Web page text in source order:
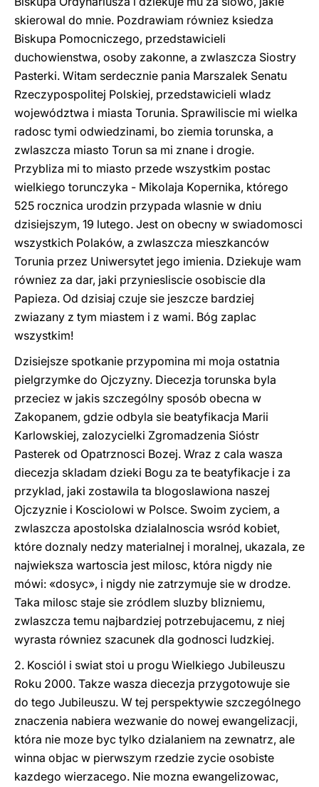
skierowal do mnie. Pozdrawiam równiez ksiedza
Biskupa Pomocniczego, przedstawicieli
duchowienstwa, osoby zakonne, a zwlaszcza Siostry
Pasterki. Witam serdecznie pania Marszalek Senatu
Rzeczypospolitej Polskiej, przedstawicieli wladz
województwa i miasta Torunia. Sprawiliscie mi wielka
radosc tymi odwiedzinami, bo ziemia torunska, a
zwlaszcza miasto Torun sa mi znane i drogie.
Przybliza mi to miasto przede wszystkim postac
wielkiego torunczyka - Mikolaja Kopernika, którego
525 rocznica urodzin przypada wlasnie w dniu
dzisiejszym, 19 lutego. Jest on obecny w swiadomosci
wszystkich Polaków, a zwlaszcza mieszkanców
Torunia przez Uniwersytet jego imienia. Dziekuje wam
równiez za dar, jaki przyniesliscie osobiscie dla
Papieza. Od dzisiaj czuje sie jeszcze bardziej
zwiazany z tym miastem i z wami. Bóg zaplac
wszystkim!
Dzisiejsze spotkanie przypomina mi moja ostatnia
pielgrzymke do Ojczyzny. Diecezja torunska byla
przeciez w jakis szczególny sposób obecna w
Zakopanem, gdzie odbyla sie beatyfikacja Marii
Karlowskiej, zalozycielki Zgromadzenia Sióstr
Pasterek od Opatrznosci Bozej. Wraz z cala wasza
diecezja skladam dzieki Bogu za te beatyfikacje i za
przyklad, jaki zostawila ta blogoslawiona naszej
Ojczyznie i Kosciolowi w Polsce. Swoim zyciem, a
zwlaszcza apostolska dzialalnoscia wsród kobiet,
które doznaly nedzy materialnej i moralnej, ukazala, ze
najwieksza wartoscia jest milosc, która nigdy nie
mówi: «dosyc», i nigdy nie zatrzymuje sie w drodze.
Taka milosc staje sie zródlem sluzby blizniemu,
zwlaszcza temu najbardziej potrzebujacemu, z niej
wyrasta równiez szacunek dla godnosci ludzkiej.
2. Kosciól i swiat stoi u progu Wielkiego Jubileuszu
Roku 2000. Takze wasza diecezja przygotowuje sie
do tego Jubileuszu. W tej perspektywie szczególnego
znaczenia nabiera wezwanie do nowej ewangelizacji,
która nie moze byc tylko dzialaniem na zewnatrz, ale
winna objac w pierwszym rzedzie zycie osobiste
kazdego wierzacego. Nie mozna ewangelizowac,